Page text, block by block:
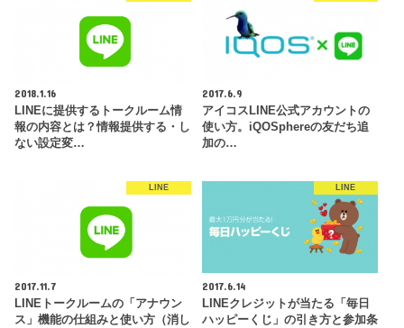
2018.1.16
LINEに提供するトークルーム情
報の内容とは？情報提供する・し
ない設定変…
2017.6.9
アイコスLINE公式アカウントの
使い方。iQOSphereの友だち追
加の…
LINE
2017.11.7
LINEトークルームの「アナウン
ス」機能の仕組みと使い方（消し
LINE
2017.6.14
LINEクレジットが当たる「毎日
ハッピーくじ」の引き方と参加条